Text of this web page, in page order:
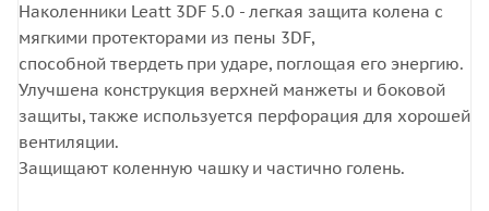
Наколенники Leatt 3DF 5.0 - легкая защита колена с
мягкими протекторами из пены 3DF,
способной твердеть при ударе, поглощая его энергию.
Улучшена конструкция верхней манжеты и боковой
защиты, также используется перфорация для хорошей
вентиляции.
Защищают коленную чашку и частично голень.